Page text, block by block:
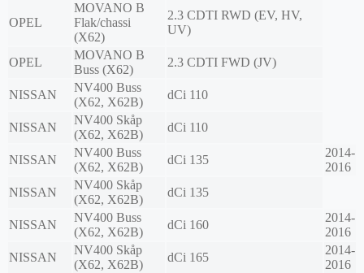
OPEL
MOVANO B
Flak/chassi
(X62)
2.3 CDTI RWD (EV, HV,
UV)
OPEL
MOVANO B
Buss (X62)
2.3 CDTI FWD (JV)
NISSAN
NV400 Buss
(X62, X62B)
dCi 110
NISSAN
NV400 Skåp
(X62, X62B)
dCi 110
NISSAN
NV400 Buss
(X62, X62B)
dCi 135
2014-
2016
NISSAN
NV400 Skåp
(X62, X62B)
dCi 135
NISSAN
NV400 Buss
(X62, X62B)
dCi 160
2014-
2016
NISSAN
NV400 Skåp
(X62, X62B)
dCi 165
2014-
2016